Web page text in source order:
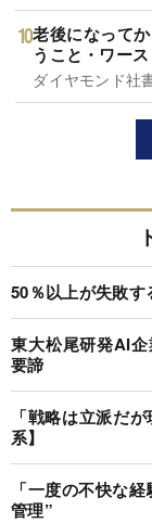
老後になって
うこと・ワース
ダイヤモンド社
50％以上が失敗す
東大松尾研発AI
要諦
「戦略は立派だ
系】
「一度の不快な
管理”